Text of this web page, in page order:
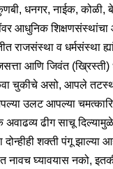
धनगर, नाईक, कोळी,
आधुनिक
राजसंस्था व
आणि जिवंत (ख्रिस्ती)
चुकीचे असो, आपले
उलट आपल्या
ढीग साचू
दोन्हीही शक्ती पंगू झाल्या
नावच घ्यावयास नको,